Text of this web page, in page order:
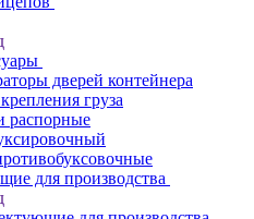
дверей контейнера
груза
распорные
для производства